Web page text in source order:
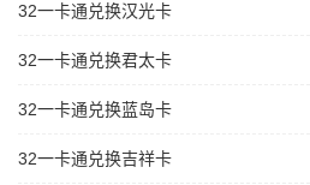
32一卡通兑换汉光卡
32一卡通兑换君太卡
32一卡通兑换蓝岛卡
32一卡通兑换吉祥卡